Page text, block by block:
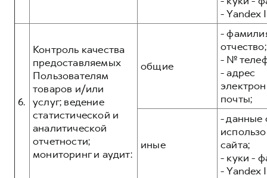
- Yandex
6.
Контроль качества
предоставляемых
Пользователям
товаров и/или
услуг; ведение
статистической и
аналитической
отчетности;
мониторинг и аудит:
общие
-
отчество;
- №
- адрес
почты;
иные
- данные
сайта;
- куки -
- Yandex